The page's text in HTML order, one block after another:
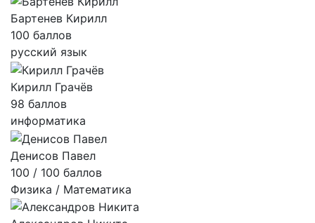
Бартенев Кирилл
100 баллов
русский язык
Кирилл Грачёв
98 баллов
информатика
Денисов Павел
100 / 100 баллов
Физика / Математика